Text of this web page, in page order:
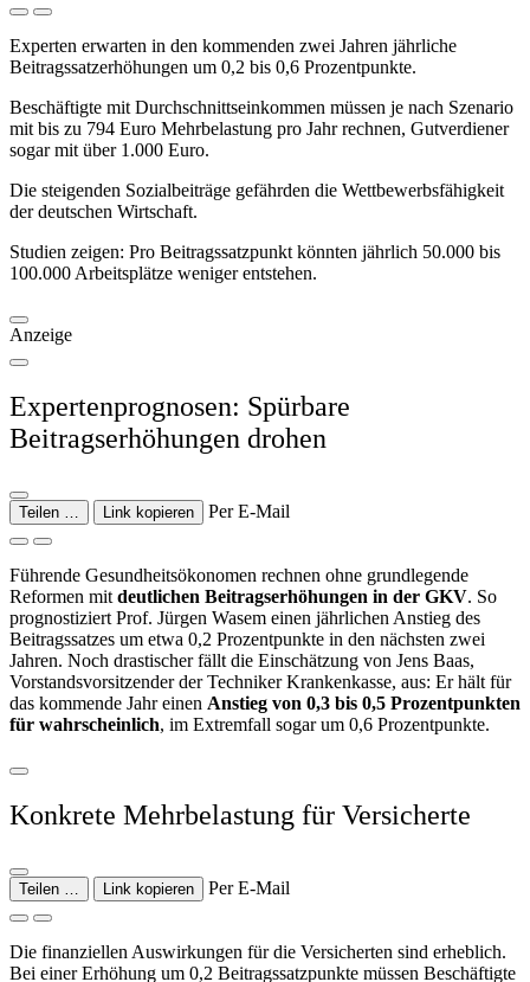
Experten erwarten in den kommenden zwei Jahren jährliche
Beitragssatzerhöhungen um 0,2 bis 0,6 Prozentpunkte.
Beschäftigte mit Durchschnittseinkommen müssen je nach Szenario
mit bis zu 794 Euro Mehrbelastung pro Jahr rechnen, Gutverdiener
sogar mit über 1.000 Euro.
Die steigenden Sozialbeiträge gefährden die Wettbewerbsfähigkeit
der deutschen Wirtschaft.
Studien zeigen: Pro Beitragssatzpunkt könnten jährlich 50.000 bis
100.000 Arbeitsplätze weniger entstehen.
Anzeige
Expertenprognosen: Spürbare
Beitragserhöhungen drohen
Teilen … Link kopieren Per E-Mail
Führende Gesundheitsökonomen rechnen ohne grundlegende
Reformen mit deutlichen Beitragserhöhungen in der GKV. So
prognostiziert Prof. Jürgen Wasem einen jährlichen Anstieg des
Beitragssatzes um etwa 0,2 Prozentpunkte in den nächsten zwei
Jahren. Noch drastischer fällt die Einschätzung von Jens Baas,
Vorstandsvorsitzender der Techniker Krankenkasse, aus: Er hält für
das kommende Jahr einen Anstieg von 0,3 bis 0,5 Prozentpunkten
für wahrscheinlich, im Extremfall sogar um 0,6 Prozentpunkte.
Konkrete Mehrbelastung für Versicherte
Teilen … Link kopieren Per E-Mail
Die finanziellen Auswirkungen für die Versicherten sind erheblich.
Bei einer Erhöhung um 0,2 Beitragssatzpunkte müssen Beschäftigte